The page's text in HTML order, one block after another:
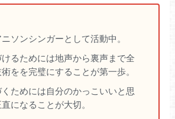
ソンシンガーとして活動中。
るためには地声から裏声まで全
をを完璧にすることが第一歩。
ためには自分のかっこいいと思
になることが大切。